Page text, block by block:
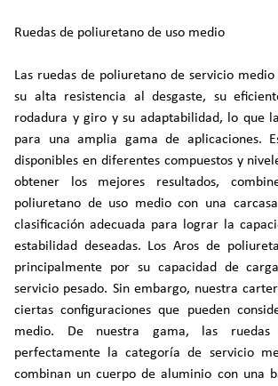
Ruedas de poliuretano de uso medio
Las ruedas de poliuretano de servicio
su alta resistencia al desgaste, su
rodadura y giro y su adaptabilidad, lo que
para una amplia gama de aplicaciones.
disponibles en diferentes compuestos y
obtener los mejores resultados,
poliuretano de uso medio con una
clasificación adecuada para lograr la
estabilidad deseadas. Los Aros de
principalmente por su capacidad de
servicio pesado. Sin embargo, nuestra
ciertas configuraciones que pueden
medio. De nuestra gama, las ruedas
perfectamente la categoría de servicio
combinan un cuerpo de aluminio con una